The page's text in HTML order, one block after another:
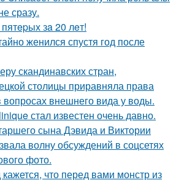
сразу.
зa 20 лeт!
женился спустя год после
скандинавских стран,
столицы приравняла права
внешнего вида у воды.
стал известен очень давно.
сына Дэвида и Виктории
волну обсуждений в соцсетях
фото.
что перед вами монстр из